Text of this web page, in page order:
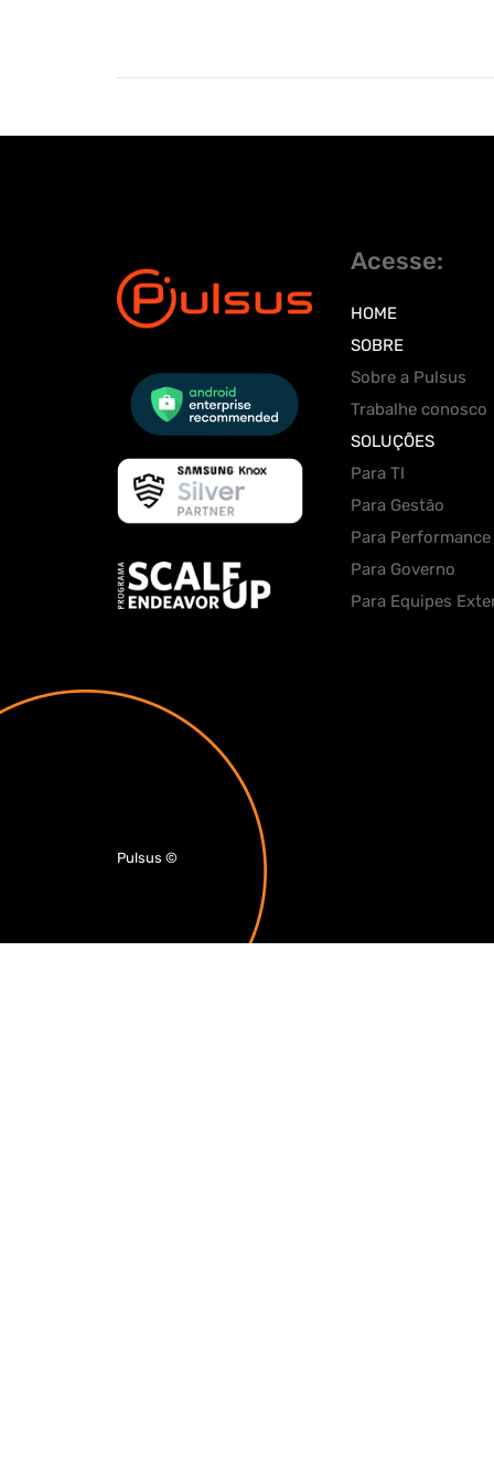
Acesse:
HOME
SOBRE
Sobre a Pulsus
Trabalhe conosco
SOLUÇÕES
Para TI
Para Gestão
Para Performance
Para Governo
Para Equipes
Pulsus ©